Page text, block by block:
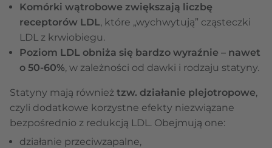
Komórki wątrobowe zwiększają liczbę
receptorów LDL, które „wychwytują” cząsteczki
LDL z krwiobiegu.
Poziom LDL obniża się bardzo wyraźnie – nawet
o 50-60%, w zależności od dawki i rodzaju statyny.
Statyny mają również tzw. działanie plejotropowe,
czyli dodatkowe korzystne efekty niezwiązane
bezpośrednio z redukcją LDL. Obejmują one:
działanie przeciwzapalne,